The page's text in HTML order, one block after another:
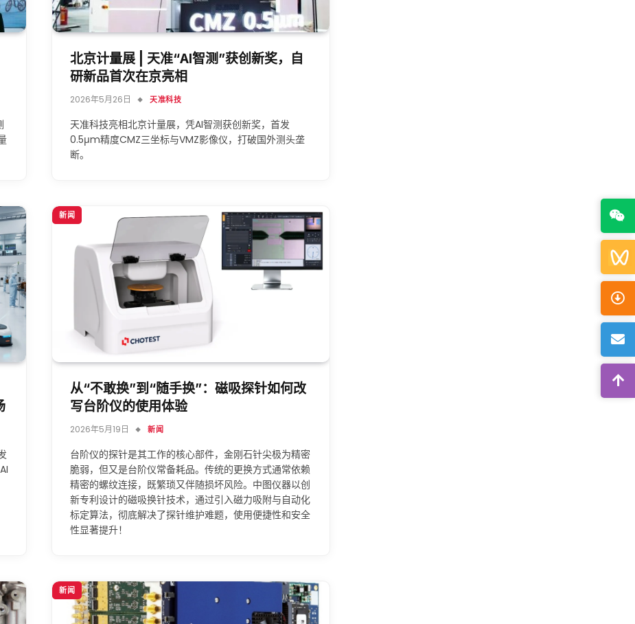
北京计量展 | 天准“AI智测”获创新奖，自
研新品首次在京亮相
2026年5月26日 天准科技
天准科技亮相北京计量展，凭AI智测获创新奖，首发
0.5μm精度CMZ三坐标与VMZ影像仪，打破国外测头垄
断。
新闻
从“不敢换”到“随手换”：磁吸探针如何改
写台阶仪的使用体验
2026年5月19日 新闻
台阶仪的探针是其工作的核心部件，金刚石针尖极为精密
脆弱，但又是台阶仪常备耗品。传统的更换方式通常依赖
精密的螺纹连接，既繁琐又伴随损坏风险。中图仪器以创
新专利设计的磁吸换针技术，通过引入磁力吸附与自动化
标定算法，彻底解决了探针维护难题，使用便捷性和安全
性显著提升！
新闻